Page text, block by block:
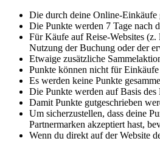
Die durch deine Online-Einkäufe
Die Punkte werden 7 Tage nach
Für Käufe auf Reise-Websites
Nutzung der Buchung oder der
Etwaige zusätzliche
Punkte können nicht für
Es werden keine Punkte
Die Punkte werden auf Basis des
Damit Punkte gutgeschrieben
Um sicherzustellen, dass deine
Partnermarken akzeptiert hast,
Wenn du direkt auf der Website